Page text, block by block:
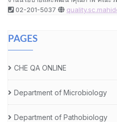
02-201-5037
PAGES
CHE QA ONLINE
Department of Microbiology
Department of Pathobiology